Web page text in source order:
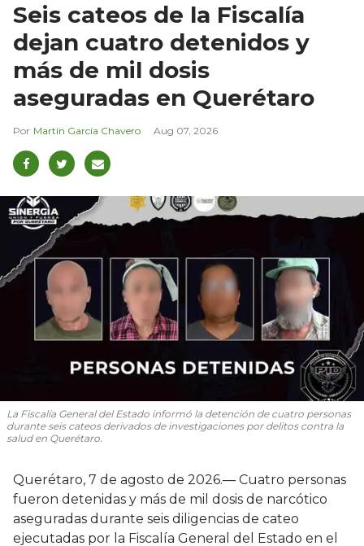
Seis cateos de la Fiscalía
dejan cuatro detenidos y
más de mil dosis
aseguradas en Querétaro
Martín García Chavero Aug 07, 2026
La Fiscalía General del Estado informó la detención de cuatro personas
durante seis cateos derivados de investigaciones por delitos contra la
salud en Querétaro.
Querétaro, 7 de agosto de 2026.— Cuatro personas
fueron detenidas y más de mil dosis de narcótico
aseguradas durante seis diligencias de cateo
ejecutadas por la Fiscalía General del Estado en el